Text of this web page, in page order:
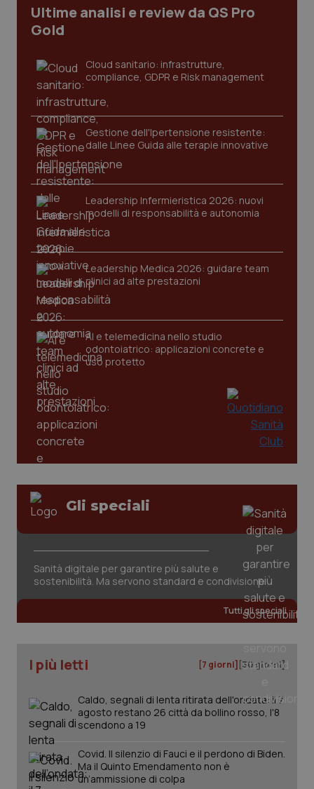
Ultime analisi e review da QS Pro
Gold
Cloud sanitario: infrastrutture,
compliance, GDPR e Risk management
Gestione dell'Ipertensione resistente:
dalle Linee Guida alle terapie innovative
Leadership Infermieristica 2026: nuovi
modelli di responsabilità e autonomia
Leadership Medica 2026: guidare team
clinici ad alte prestazioni
AI e telemedicina nello studio
odontoiatrico: applicazioni concrete e
uso protetto
Gli speciali
Sanità digitale per garantire più salute e
sostenibilità. Ma servono standard e condivisione
Tutti gli speciali
I più letti [7 giorni] [30 giorni]
Caldo, segnali di lenta ritirata dell'ondata: il 7
agosto restano 26 città da bollino rosso, l'8
scendono a 19
Covid. Il silenzio di Fauci e il perdono di Biden.
Ma il Quinto Emendamento non è
un’ammissione di colpa
I cookie necessari contribuiscono a rendere fruibile il
sito web abilitandone funzionalità di base quali la
navigazione sulle pagine e l'accesso alle aree
Nome
Fornitore/Dominio
VISITOR_PRIVACY_METADATA
www.quotidianosanita.it
tracking-sites-ironfish-
tracking-enable
www.quotidianosanita.it
tracking-sites-ironfish-
www.quotidianosanita.it
2
_ga
Google LLC
.quotidianosanita.it